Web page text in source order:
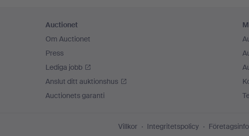
Auctionet
Om Auctionet
Press
Lediga jobb
Anslut ditt auktionshus
Auctionets garanti
Villkor Integritetspolicy Företagsinfo